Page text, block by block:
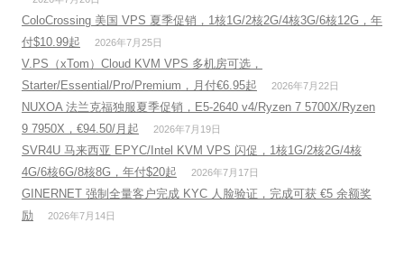
ColoCrossing 美国 VPS 夏季促销，1核1G/2核2G/4核3G/6核12G，年
付$10.99起
2026年7月25日
V.PS（xTom）Cloud KVM VPS 多机房可选，
Starter/Essential/Pro/Premium，月付€6.95起
2026年7月22日
NUXOA 法兰克福独服夏季促销，E5-2640 v4/Ryzen 7 5700X/Ryzen
9 7950X，€94.50/月起
2026年7月19日
SVR4U 马来西亚 EPYC/Intel KVM VPS 闪促，1核1G/2核2G/4核
4G/6核6G/8核8G，年付$20起
2026年7月17日
GINERNET 强制全量客户完成 KYC 人脸验证，完成可获 €5 余额奖
励
2026年7月14日